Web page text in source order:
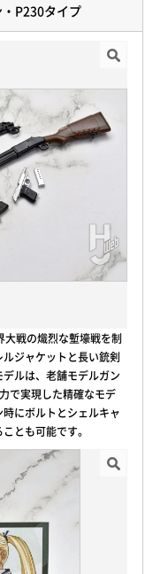
P230タイプ
大戦の熾烈な塹壕戦を制
ジャケットと長い銃剣
ルは、老舗モデルガン
で実現した精確なモデ
にボルトとシェルキャ
とも可能です。